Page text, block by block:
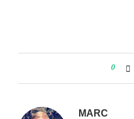
0
MARC